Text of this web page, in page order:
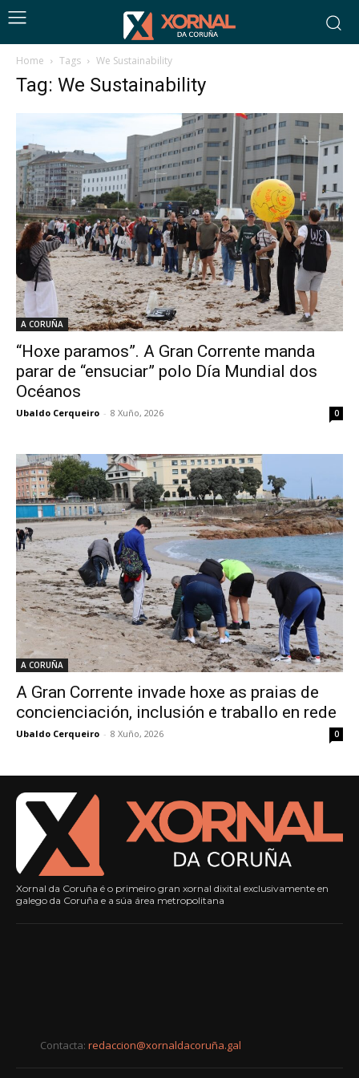
Home Tags We Sustainability
Tag: We Sustainability
A CORUÑA
“Hoxe paramos”. A Gran Corrente manda
parar de “ensuciar” polo Día Mundial dos
Océanos
Ubaldo Cerqueiro - 8 Xuño, 2026 0
A CORUÑA
A Gran Corrente invade hoxe as praias de
concienciación, inclusión e traballo en rede
Ubaldo Cerqueiro - 8 Xuño, 2026 0
Xornal da Coruña é o primeiro gran xornal dixital exclusivamente en
galego da Coruña e a súa área metropolitana
Contacta: redaccion@xornaldacoruña.gal